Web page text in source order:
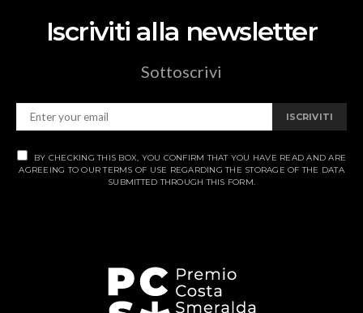
Iscriviti alla newsletter
Sottoscrivi
ISCRIVITI
BY CHECKING THIS BOX, YOU CONFIRM THAT YOU HAVE READ AND ARE
AGREEING TO OUR TERMS OF USE REGARDING THE STORAGE OF THE DATA
SUBMITTED THROUGH THIS FORM.